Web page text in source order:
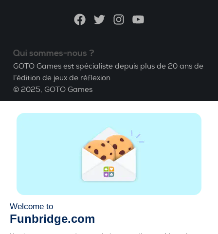
FacebookTwitterInstagramYouTube
Qui sommes-nous ?
GOTO Games est spécialiste depuis plus de 20 ans de
l’édition de jeux de réflexion
© 2025, GOTO Games
A propos
Apprendre le Bridge
CGU|Mentions légales
Disponible partout
Jouez partout, tout le temps, sur smartphone,